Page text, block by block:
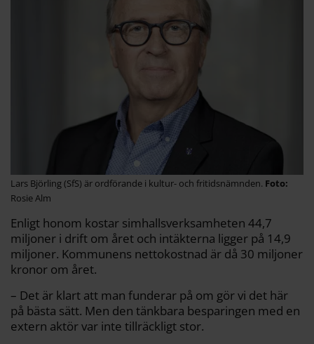
Lars Björling (SfS) är ordförande i kultur- och fritidsnämnden.
Rosie Alm
Enligt honom kostar simhallsverksamheten 44,7
miljoner i drift om året och intäkterna ligger på 14,9
miljoner. Kommunens nettokostnad är då 30 miljoner
kronor om året.
– Det är klart att man funderar på om gör vi det här
på bästa sätt. Men den tänkbara besparingen med en
extern aktör var inte tillräckligt stor.